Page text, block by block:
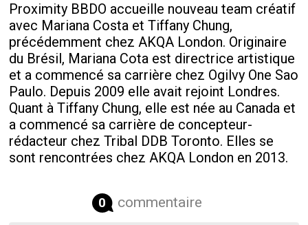
Proximity BBDO accueille nouveau team créatif
avec Mariana Costa et Tiffany Chung,
précédemment chez AKQA London. Originaire
du Brésil, Mariana Cota est directrice artistique
et a commencé sa carrière chez Ogilvy One Sao
Paulo. Depuis 2009 elle avait rejoint Londres.
Quant à Tiffany Chung, elle est née au Canada et
a commencé sa carrière de concepteur-
rédacteur chez Tribal DDB Toronto. Elles se
sont rencontrées chez AKQA London en 2013.
0 commentaire